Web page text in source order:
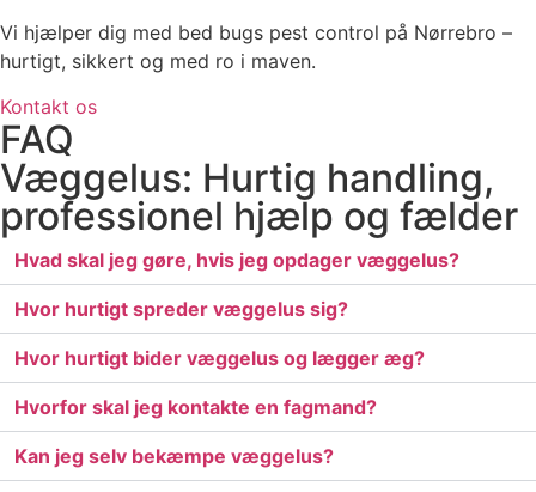
Vi hjælper dig med bed bugs pest control på Nørrebro –
hurtigt, sikkert og med ro i maven.
Kontakt os
FAQ
Væggelus: Hurtig handling,
professionel hjælp og fælder
Hvad skal jeg gøre, hvis jeg opdager væggelus?
Hvor hurtigt spreder væggelus sig?
Hvor hurtigt bider væggelus og lægger æg?
Hvorfor skal jeg kontakte en fagmand?
Kan jeg selv bekæmpe væggelus?